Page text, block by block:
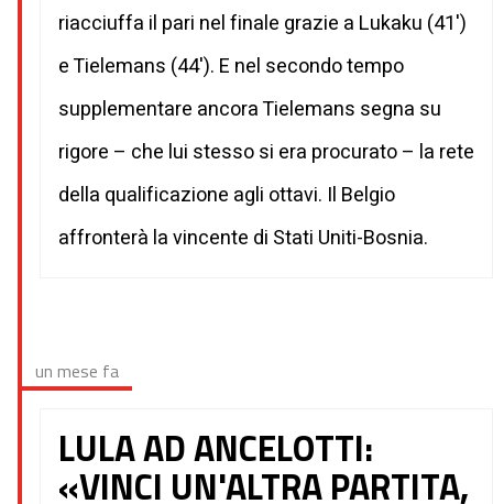
riacciuffa il pari nel finale grazie a Lukaku (41')
e Tielemans (44'). E nel secondo tempo
supplementare ancora Tielemans segna su
rigore – che lui stesso si era procurato – la rete
della qualificazione agli ottavi. Il Belgio
affronterà la vincente di Stati Uniti-Bosnia.
un mese fa
LULA AD ANCELOTTI:
«VINCI UN'ALTRA PARTITA,